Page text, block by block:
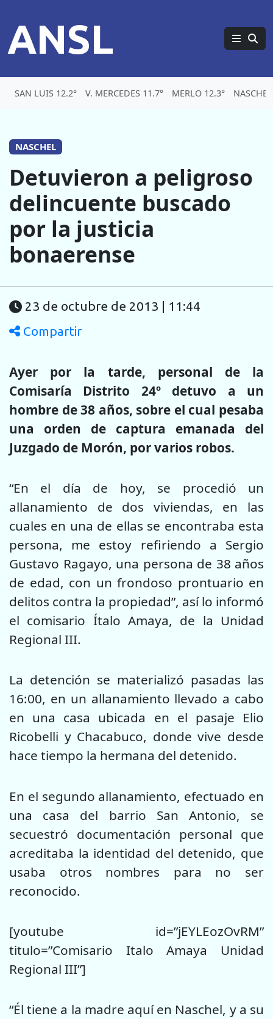
ANSL
SAN LUIS 12.2° V. MERCEDES 11.7° MERLO 12.3°
NASCHEL
Detuvieron a peligroso
delincuente buscado
por la justicia
bonaerense
23 de octubre de 2013 | 11:44
Compartir
Ayer por la tarde, personal de la
Comisaría Distrito 24º detuvo a un
hombre de 38 años, sobre el cual pesaba
una orden de captura emanada del
Juzgado de Morón, por varios robos.
“En el día de hoy, se procedió un
allanamiento de dos viviendas, en las
cuales en una de ellas se encontraba esta
persona, me estoy refiriendo a Sergio
Gustavo Ragayo, una persona de 38 años
de edad, con un frondoso prontuario en
delitos contra la propiedad”, así lo informó
el comisario Ítalo Amaya, de la Unidad
Regional III.
La detención se materializó pasadas las
16:00, en un allanamiento llevado a cabo
en una casa ubicada en el pasaje Elio
Ricobelli y Chacabuco, donde vive desde
hace tiempo la hermana del detenido.
En el segundo allanamiento, efectuado en
una casa del barrio San Antonio, se
secuestró documentación personal que
acreditaba la identidad del detenido, que
usaba otros nombres para no ser
reconocido.
[youtube id=”jEYLEozOvRM”
titulo=”Comisario Italo Amaya Unidad
Regional III”]
“Él tiene a la madre aquí en Naschel, y a su